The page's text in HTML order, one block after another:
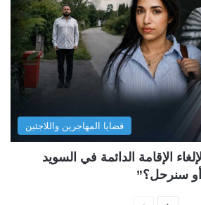
قضايا المهاجرين واللاجئين
الإقامة الدائمة في السويد
سنرحل؟”